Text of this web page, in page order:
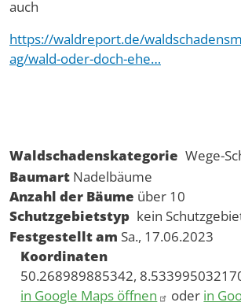
auch
https://waldreport.de/
ag/wald-oder-doch-ehe…
Waldschadenskategorie Wege-
Baumart Nadelbäume
Anzahl der Bäume über 10
Schutzgebietstyp kein
Festgestellt am Sa., 17.06.2023
Koordinaten
50.268989885342,
in Google Maps öffnen
oder in